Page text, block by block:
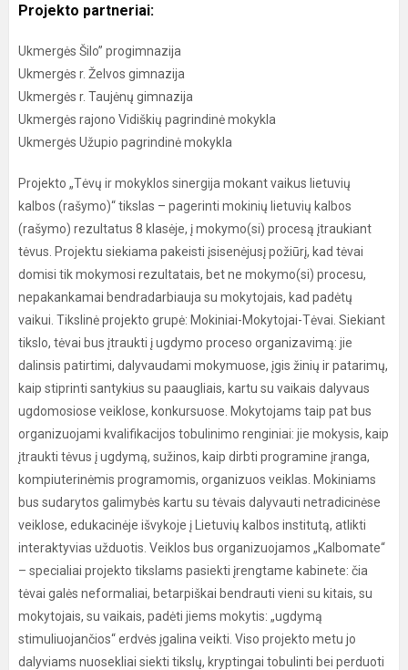
Projekto partneriai:
Ukmergės Šilo” progimnazija
Ukmergės r. Želvos gimnazija
Ukmergės r. Taujėnų gimnazija
Ukmergės rajono Vidiškių pagrindinė mokykla
Ukmergės Užupio pagrindinė mokykla
Projekto „Tėvų ir mokyklos sinergija mokant vaikus lietuvių
kalbos (rašymo)“ tikslas – pagerinti mokinių lietuvių kalbos
(rašymo) rezultatus 8 klasėje, į mokymo(si) procesą įtraukiant
tėvus. Projektu siekiama pakeisti įsisenėjusį požiūrį, kad tėvai
domisi tik mokymosi rezultatais, bet ne mokymo(si) procesu,
nepakankamai bendradarbiauja su mokytojais, kad padėtų
vaikui. Tikslinė projekto grupė: Mokiniai-Mokytojai-Tėvai. Siekiant
tikslo, tėvai bus įtraukti į ugdymo proceso organizavimą: jie
dalinsis patirtimi, dalyvaudami mokymuose, įgis žinių ir patarimų,
kaip stiprinti santykius su paaugliais, kartu su vaikais dalyvaus
ugdomosiose veiklose, konkursuose. Mokytojams taip pat bus
organizuojami kvalifikacijos tobulinimo renginiai: jie mokysis, kaip
įtraukti tėvus į ugdymą, sužinos, kaip dirbti programine įranga,
kompiuterinėmis programomis, organizuos veiklas. Mokiniams
bus sudarytos galimybės kartu su tėvais dalyvauti netradicinėse
veiklose, edukacinėje išvykoje į Lietuvių kalbos institutą, atlikti
interaktyvias užduotis. Veiklos bus organizuojamos „Kalbomate“
– specialiai projekto tikslams pasiekti įrengtame kabinete: čia
tėvai galės neformaliai, betarpiškai bendrauti vieni su kitais, su
mokytojais, su vaikais, padėti jiems mokytis: „ugdymą
stimuliuojančios“ erdvės įgalina veikti. Viso projekto metu jo
dalyviams nuosekliai siekti tikslų, kryptingai tobulinti bei perduoti